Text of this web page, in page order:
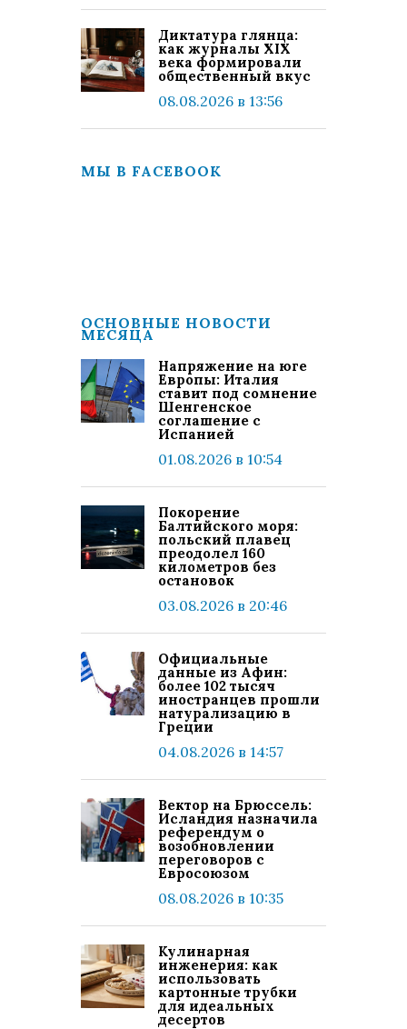
Диктатура глянца:
как журналы XIX
века формировали
общественный вкус
08.08.2026 в 13:56
МЫ В FACEBOOK
ОСНОВНЫЕ НОВОСТИ
МЕСЯЦА
Напряжение на юге
Европы: Италия
ставит под сомнение
Шенгенское
соглашение с
Испанией
01.08.2026 в 10:54
Покорение
Балтийского моря:
польский плавец
преодолел 160
километров без
остановок
03.08.2026 в 20:46
Официальные
данные из Афин:
более 102 тысяч
иностранцев прошли
натурализацию в
Греции
04.08.2026 в 14:57
Вектор на Брюссель:
Исландия назначила
референдум о
возобновлении
переговоров с
Евросоюзом
08.08.2026 в 10:35
Кулинарная
инженерия: как
использовать
картонные трубки
для идеальных
десертов